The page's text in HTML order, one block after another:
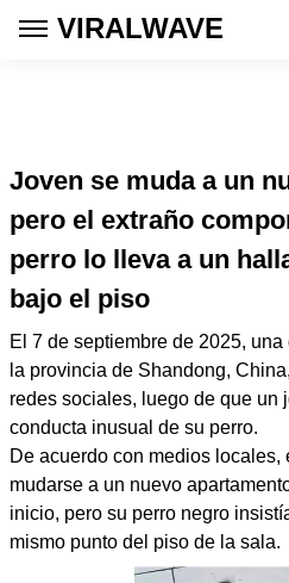
VIRALWAVE
Joven se muda a un
pero el extraño
perro lo lleva a un
bajo el piso
El 7 de septiembre de 2025,
la provincia de Shandong,
redes sociales, luego de que un
conducta inusual de su perro.
De acuerdo con medios locales,
mudarse a un nuevo
inicio, pero su perro negro
mismo punto del piso de la sala.